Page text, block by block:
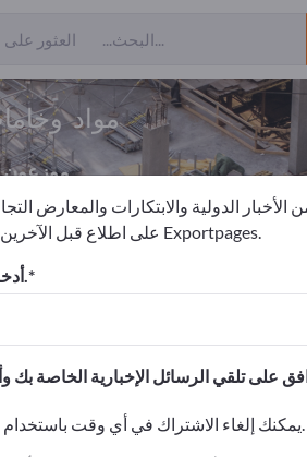
مواد
موزعون
1
الأخبار الدولية والابتكارات والمعارض
على اطلاع قبل الآخرين واشترك الآن في النشرة الإخبارية لـ Exportpages.
أدخل عنوان بريدك الإلكتروني للاشتراك.
يمكنك إلغاء الاشتراك في أي وقت باستخدام الرابط الموجود في رسالتنا الإخبارية.